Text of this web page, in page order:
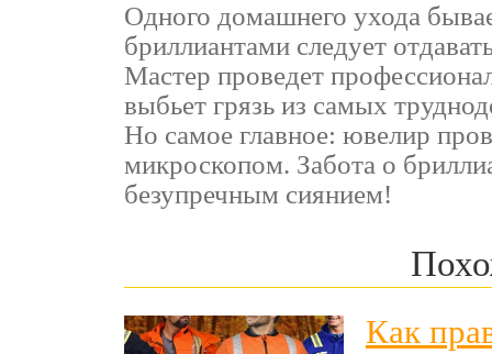
Одного домашнего ухода
бриллиантами следует
Мастер проведет
выбьет грязь из самых
Но самое главное: ювелир
микроскопом. Забота о
безупречным сиянием!
Как